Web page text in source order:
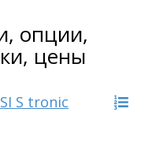
опции,
цены
S tronic